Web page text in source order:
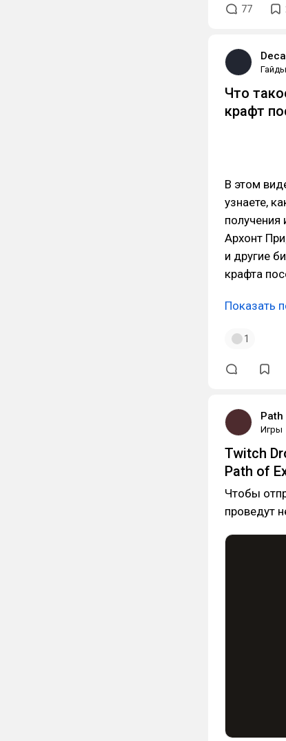
77
Гайды
Что
крафт
В этом
узнаете,
получения
Архонт
и другие
крафта
Показать
1
Path
Игры
Twitch
Path of
Чтобы
проведут